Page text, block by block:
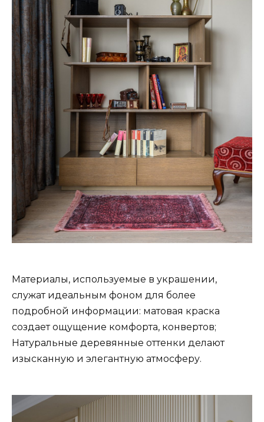
Материалы, используемые в украшении,
служат идеальным фоном для более
подробной информации: матовая краска
создает ощущение комфорта, конвертов;
Натуральные деревянные оттенки делают
изысканную и элегантную атмосферу.